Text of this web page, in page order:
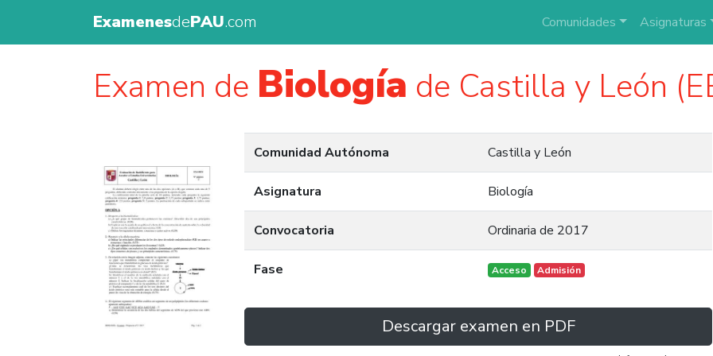
ExamenesdePAU.com Comunidades Asignaturas
Examen de Biología de Castilla y León
Comunidad Autónoma Castilla y León
Asignatura Biología
Convocatoria Ordinaria de 2017
Fase Acceso Admisión
Descargar examen en PDF